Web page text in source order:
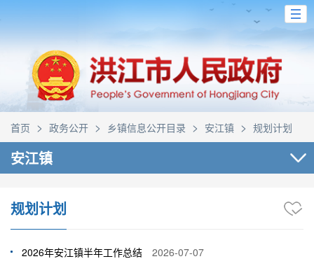
首页 > 政务公开 > 乡镇信息公开目录 > 安江镇 > 规划计划
安江镇
规划计划
2026年安江镇半年工作总结
2026-07-07